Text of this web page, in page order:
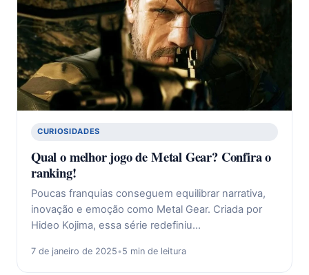
CURIOSIDADES
Qual o melhor jogo de Metal Gear? Confira o
ranking!
Poucas franquias conseguem equilibrar narrativa,
inovação e emoção como Metal Gear. Criada por
Hideo Kojima, essa série redefiniu…
7 de janeiro de 2025•5 min de leitura